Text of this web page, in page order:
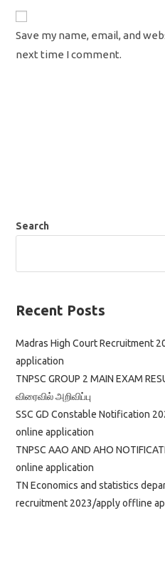
URL
(optional)
Save my name, email, and
next time I comment.
Search
Recent Posts
Madras High Court Recruitment
application
TNPSC GROUP 2 MAIN EXAM
விரைவில் அறிவிப்பு
SSC GD Constable Notification
online application
TNPSC AAO AND AHO
online application
TN Economics and statistics
recruitment 2023/apply offline